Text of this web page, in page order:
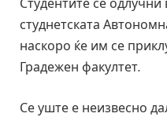
Студентите се
студнетската
наскоро ќе им се
Градежен факултет.
Се уште е неизвесно